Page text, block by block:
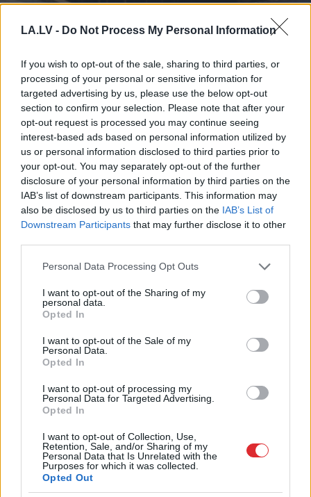
LA.LV - Do Not Process My Personal Information
If you wish to opt-out of the sale, sharing to third parties, or
processing of your personal or sensitive information for
targeted advertising by us, please use the below opt-out
section to confirm your selection. Please note that after your
opt-out request is processed you may continue seeing
interest-based ads based on personal information utilized by
us or personal information disclosed to third parties prior to
your opt-out. You may separately opt-out of the further
disclosure of your personal information by third parties on the
IAB’s list of downstream participants. This information may
also be disclosed by us to third parties on the IAB’s List of
Downstream Participants that may further disclose it to other
Please note that this website/app uses one or more Google
not limited to your visit or usage behaviour. You may click to
grant or deny consent to Google and its third-party tags to
use your data for below specified purposes in below Google
consent section.
Personal Data Processing Opt Outs
I want to opt-out of the Sharing of my
personal data.
Opted In
I want to opt-out of the Sale of my
Personal Data.
Opted In
I want to opt-out of processing my
Personal Data for Targeted Advertising.
Opted In
I want to opt-out of Collection, Use,
Retention, Sale, and/or Sharing of my
Personal Data that Is Unrelated with the
Purposes for which it was collected.
Opted Out
NosauktsEiropas
spēcīgākais izlūkdienests,
bet tas nav Ukrainai. Kurā
vietā ir Latvija?
Miljoniiztērēti, skats uz
Vecrīgu ir, bet cilvēku
nav – kaut kas ir greizi
ar jauno promenādi
“Tikai bagātie izmanto
sabiedrisko
gribēja pavizināties ar
vilcienu, bet biļešu
cena lika pārdomāt